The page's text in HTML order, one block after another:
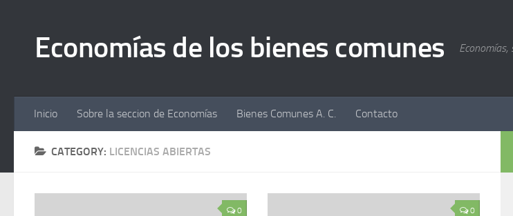
Economías de los bienes comunes
Inicio Sobre la seccion de Economías Bienes Comunes A. C. Contacto
CATEGORY: LICENCIAS ABIERTAS
0 0